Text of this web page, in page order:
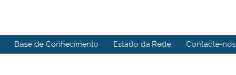
Base de Conhecimento Estado da Rede Contacte-nos